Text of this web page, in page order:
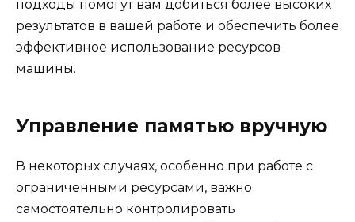
подходы помогут вам добиться более высоких
результатов в вашей работе и обеспечить более
эффективное использование ресурсов
машины.
Управление памятью вручную
В некоторых случаях, особенно при работе с
ограниченными ресурсами, важно
самостоятельно контролировать